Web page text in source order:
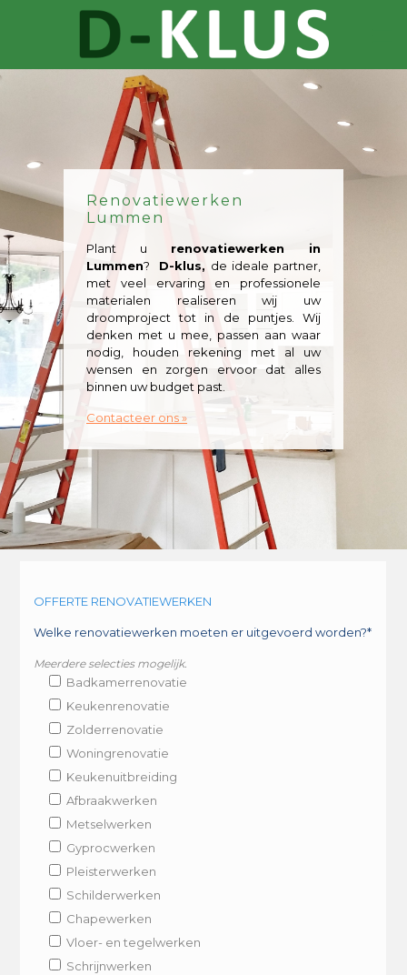
Renovatiewerken
Lummen
Plant u renovatiewerken in
Lummen? D-klus, de ideale partner,
met veel ervaring en professionele
materialen realiseren wij uw
droomproject tot in de puntjes. Wij
denken met u mee, passen aan waar
nodig, houden rekening met al uw
wensen en zorgen ervoor dat alles
binnen uw budget past.
Contacteer ons »
OFFERTE RENOVATIEWERKEN
Welke renovatiewerken moeten er uitgevoerd worden?*
Meerdere selecties mogelijk.
Badkamerrenovatie
Keukenrenovatie
Zolderrenovatie
Woningrenovatie
Keukenuitbreiding
Afbraakwerken
Metselwerken
Gyprocwerken
Pleisterwerken
Schilderwerken
Chapewerken
Vloer- en tegelwerken
Schrijnwerken